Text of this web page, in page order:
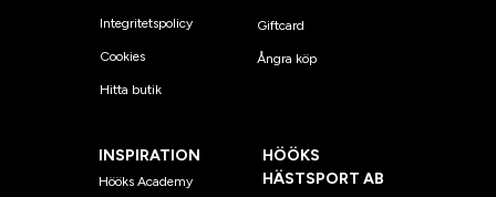
Integritetspolicy
Cookies
Hitta butik
Giftcard
Ångra köp
INSPIRATION
Hööks Academy
HÖÖKS
HÄSTSPORT AB